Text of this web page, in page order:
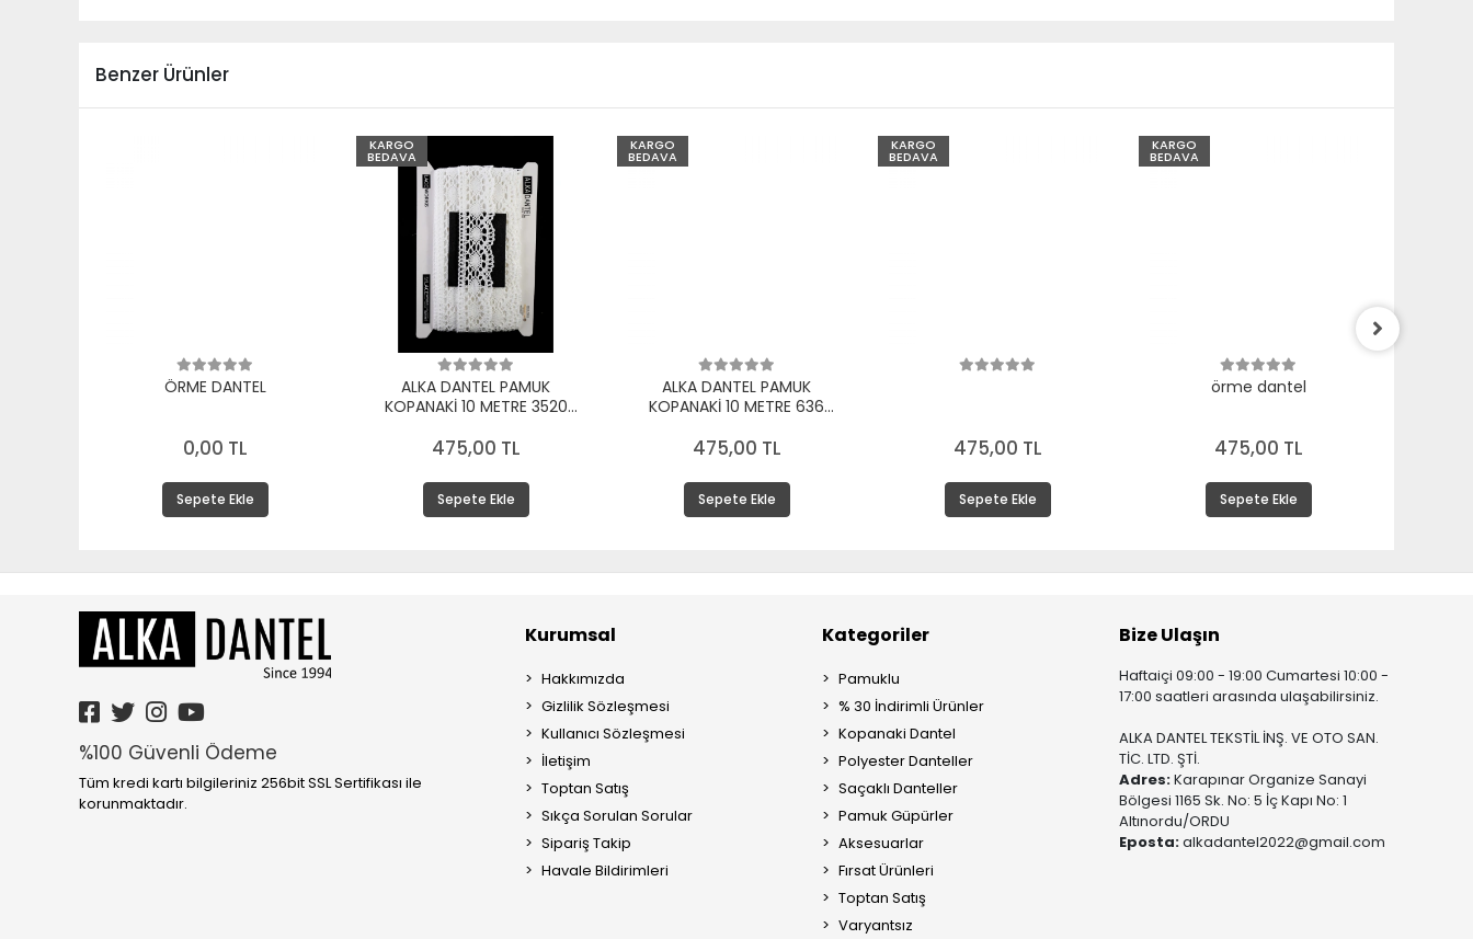
Benzer Ürünler
ÖRME DANTEL
0,00 TL
Sepete Ekle
KARGO
BEDAVA
ALKA DANTEL PAMUK
KOPANAKİ 10 METRE 3520
475,00 TL
Sepete Ekle
KARGO
BEDAVA
ALKA DANTEL PAMUK
KOPANAKİ 10 METRE 636
475,00 TL
Sepete Ekle
KARGO
BEDAVA
475,00 TL
Sepete Ekle
KARGO
BEDAVA
örme dantel
475,00 TL
Sepete Ekle
%100 Güvenli Ödeme
Tüm kredi kartı bilgileriniz 256bit SSL Sertifikası ile
korunmaktadır.
Kurumsal
Hakkımızda
Gizlilik Sözleşmesi
Kullanıcı Sözleşmesi
İletişim
Toptan Satış
Sıkça Sorulan Sorular
Sipariş Takip
Havale Bildirimleri
Kategoriler
Pamuklu
% 30 İndirimli Ürünler
Kopanaki Dantel
Polyester Danteller
Saçaklı Danteller
Pamuk Güpürler
Aksesuarlar
Fırsat Ürünleri
Toptan Satış
Varyantsız
Bize Ulaşın
Haftaiçi 09:00 - 19:00 Cumartesi 10:00 -
17:00 saatleri arasında ulaşabilirsiniz.
ALKA DANTEL TEKSTİL İNŞ. VE OTO SAN.
TİC. LTD. ŞTİ.
Adres:Karapınar Organize Sanayi
Bölgesi 1165 Sk. No: 5 İç Kapı No: 1
Altınordu/ORDU
Eposta:alkadantel2022@gmail.com